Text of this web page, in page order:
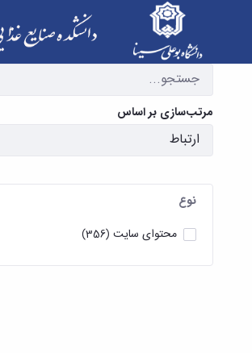
جستجو - دانشکده صنایع غذایی بهار
مرتب‌سازی بر اساس
نوع
محتوای سایت (356)